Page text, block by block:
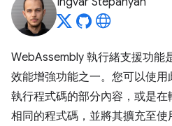
WebAssembly 執行緒支援功能
效能增強功能之一。您可以使
執行程式碼的部分內容，或是
相同的程式碼，並將其擴充至